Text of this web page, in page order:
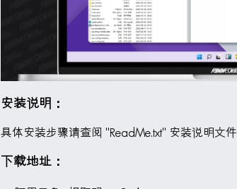
安装说明：
具体安装步骤请查阅 "ReadMe.txt" 安装说明文件
下载地址：